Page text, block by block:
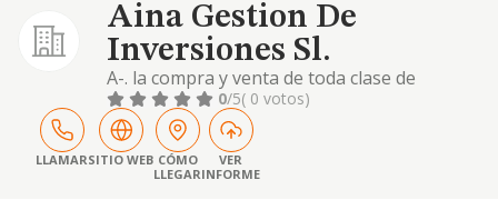
Aina Gestion De
Inversiones Sl.
A-. la compra y venta de toda clase de
inmuebles y terrenos, así como el
arrendamiento de bienes muebles e
inmuebles -excepto el financiero-. b-. la
construcción completa en general,
reparación y conservación de toda clase de
0/5( 0 votos)
LLAMARSITIO WEB CÓMO
LLEGAR
VER
INFORME